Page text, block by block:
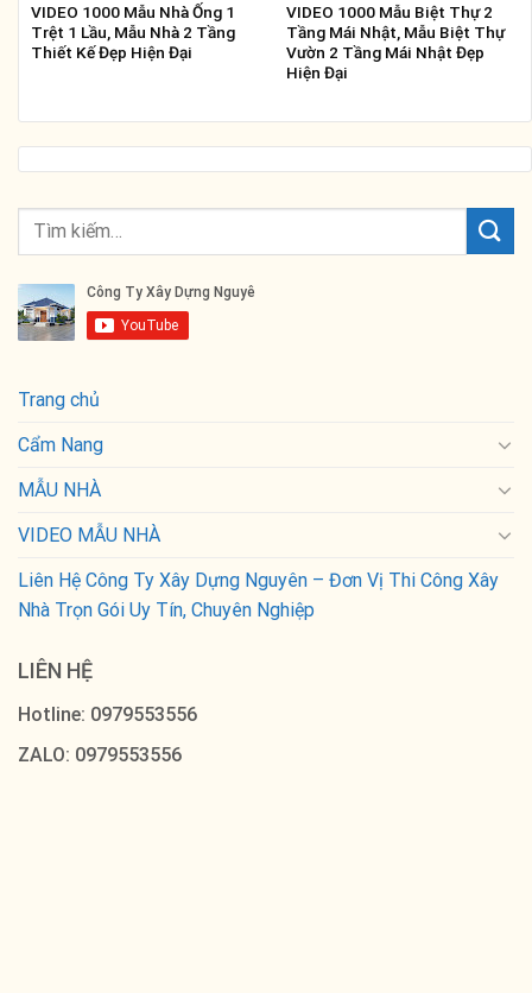
VIDEO 1000 Mẫu Nhà Ống 1
Trệt 1 Lầu, Mẫu Nhà 2 Tầng
Thiết Kế Đẹp Hiện Đại
VIDEO 1000 Mẫu Biệt Thự 2
Tầng Mái Nhật, Mẫu Biệt Thự
Vườn 2 Tầng Mái Nhật Đẹp
Hiện Đại
Trang chủ
Cẩm Nang
MẪU NHÀ
VIDEO MẪU NHÀ
Liên Hệ Công Ty Xây Dựng Nguyên – Đơn Vị Thi Công Xây
Nhà Trọn Gói Uy Tín, Chuyên Nghiệp
LIÊN HỆ
Hotline: 0979553556
ZALO: 0979553556